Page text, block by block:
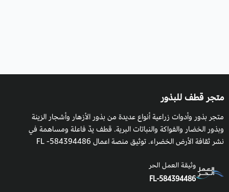
متجر قطف للبذور
متجر بذور وأدوات زراعية أنواع عديدة من بذور الأزهار وأشجار الزينة
وبذور الخضار والفواكة والنباتات البرية. قطف يدٌ فاعلة ومساهمة في
نشر ثقافة الأرض الخضراء. توثيق منصة اعمال 584394486- FL
وثيقة العمل الحر
FL-584394486